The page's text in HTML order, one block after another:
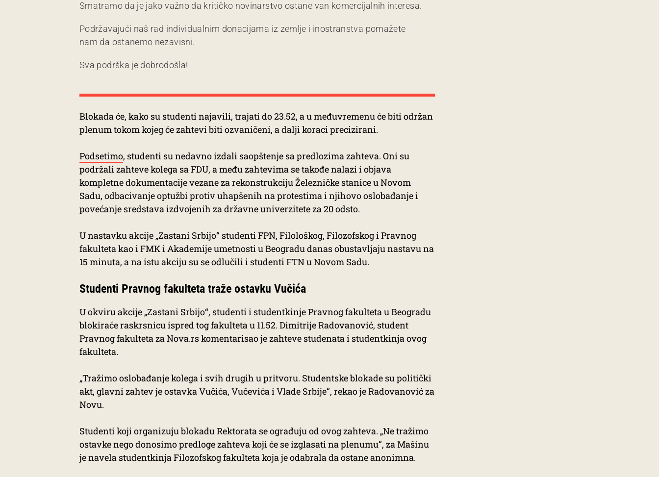
Smatramo da je jako važno da kritičko novinarstvo ostane van komercijalnih interesa.
Podržavajući naš rad individualnim donacijama iz zemlje i inostranstva pomažete
nam da ostanemo nezavisni.
Sva podrška je dobrodošla!
Blokada će, kako su studenti najavili, trajati do 23.52, a u međuvremenu će biti održan
plenum tokom kojeg će zahtevi biti ozvaničeni, a dalji koraci precizirani.
Podsetimo, studenti su nedavno izdali saopštenje sa predlozima zahteva. Oni su
podržali zahteve kolega sa FDU, a među zahtevima se takođe nalazi i objava
kompletne dokumentacije vezane za rekonstrukciju Železničke stanice u Novom
Sadu, odbacivanje optužbi protiv uhapšenih na protestima i njihovo oslobađanje i
povećanje sredstava izdvojenih za državne univerzitete za 20 odsto.
U nastavku akcije „Zastani Srbijo“ studenti FPN, Filološkog, Filozofskog i Pravnog
fakulteta kao i FMK i Akademije umetnosti u Beogradu danas obustavljaju nastavu na
15 minuta, a na istu akciju su se odlučili i studenti FTN u Novom Sadu.
Studenti Pravnog fakulteta traže ostavku Vučića
U okviru akcije „Zastani Srbijo“, studenti i studentkinje Pravnog fakulteta u Beogradu
blokiraće raskrsnicu ispred tog fakulteta u 11.52. Dimitrije Radovanović, student
Pravnog fakulteta za Nova.rs komentarisao je zahteve studenata i studentkinja ovog
fakulteta.
„Tražimo oslobađanje kolega i svih drugih u pritvoru. Studentske blokade su politički
akt, glavni zahtev je ostavka Vučića, Vučevića i Vlade Srbije“, rekao je Radovanović za
Novu.
Studenti koji organizuju blokadu Rektorata se ograđuju od ovog zahteva. „Ne tražimo
ostavke nego donosimo predloge zahteva koji će se izglasati na plenumu“, za Mašinu
je navela studentkinja Filozofskog fakulteta koja je odabrala da ostane anonimna.